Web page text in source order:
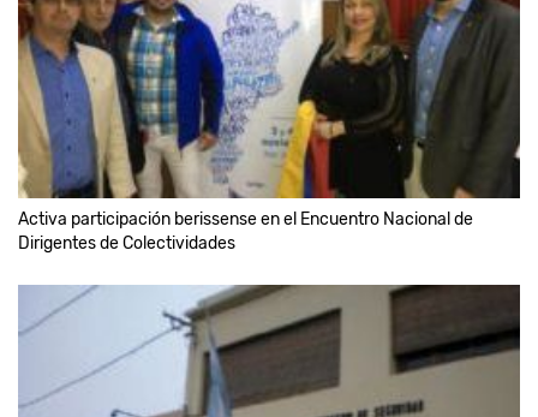
Activa participación berissense en el Encuentro Nacional de
Dirigentes de Colectividades